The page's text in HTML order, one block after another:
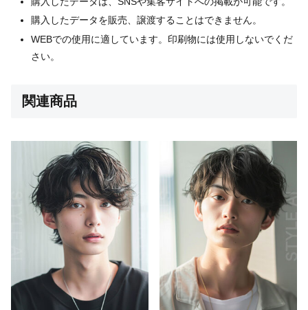
購入したデータを販売、譲渡することはできません。
WEBでの使用に適しています。印刷物には使用しないでくだ
さい。
関連商品